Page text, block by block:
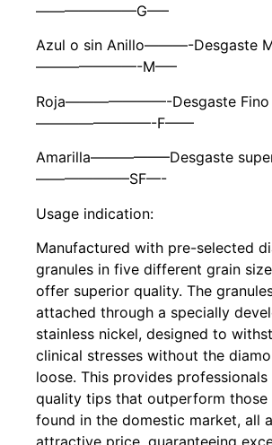
———————G—–
Azul o sin Anillo———-Desgaste
———————-M—–
Roja———————-Desgaste Fino
————————-F——
Amarilla—————–Desgaste
——————–SF—-
Usage indication:
Manufactured with pre-selected
granules in five different grain
offer superior quality. The
attached through a specially
stainless nickel, designed to
clinical stresses without the
loose. This provides
quality tips that outperform
found in the domestic market, all